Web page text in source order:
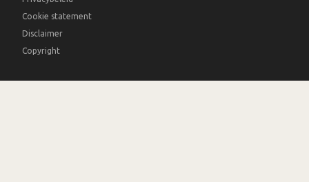
Cookie statement
Disclaimer
Copyright